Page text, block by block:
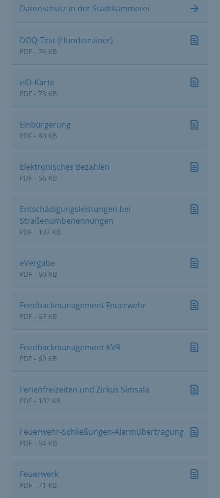
Datenschutz in der Stadtkämmerei
DOQ-Test (Hundetrainer)
PDF - 74 KB
eID-Karte
PDF - 73 KB
Einbürgerung
PDF - 80 KB
Elektronisches Bezahlen
PDF - 56 KB
Entschädigungsleistungen bei
Straßenumbenennungen
PDF - 107 KB
eVergabe
PDF - 60 KB
Feedbackmanagement Feuerwehr
PDF - 67 KB
Feedbackmanagement KVR
PDF - 69 KB
Ferienfreizeiten und Zirkus Simsala
PDF - 102 KB
Feuerwehr-Schließungen-Alarmübertragung
PDF - 64 KB
Feuerwerk
PDF - 71 KB